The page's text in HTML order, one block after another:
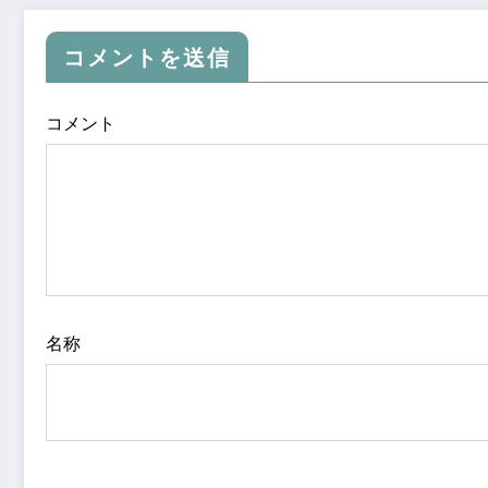
コメントを送信
コメント
名称